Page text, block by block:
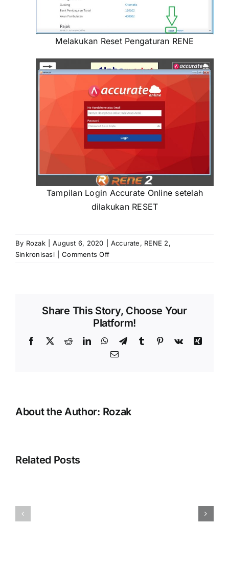
Melakukan Reset Pengaturan RENE
Tampilan Login Accurate Online setelah
dilakukan RESET
By Rozak August 6, 2020 Accurate, RENE 2,
Sinkronisasi
Comments Offon
ke
Accurate
Share This Story, Choose Your
Platform!
Facebook
X RedditLinkedInWhatsApp
TelegramTumblr Pinterest
Vk
Xing
Email
About the Author: Rozak
Related Posts
“Silahkan